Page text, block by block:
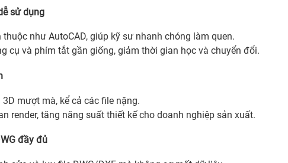
sử dụng
như AutoCAD, giúp kỹ sư nhanh chóng làm quen.
cụ và phím tắt gần giống, giảm thời gian học và chuyển đổi.
mượt mà, kể cả các file nặng.
render, tăng năng suất thiết kế cho doanh nghiệp sản xuất.
đầy đủ